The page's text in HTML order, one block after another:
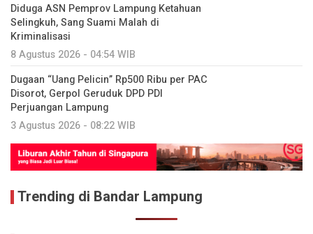
Diduga ASN Pemprov Lampung Ketahuan
Selingkuh, Sang Suami Malah di
Kriminalisasi
8 Agustus 2026 - 04:54 WIB
Dugaan “Uang Pelicin” Rp500 Ribu per PAC
Disorot, Gerpol Geruduk DPD PDI
Perjuangan Lampung
3 Agustus 2026 - 08:22 WIB
Trending di Bandar Lampung